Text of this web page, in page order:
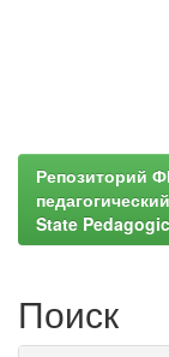
Репозиторий
State
Поиск